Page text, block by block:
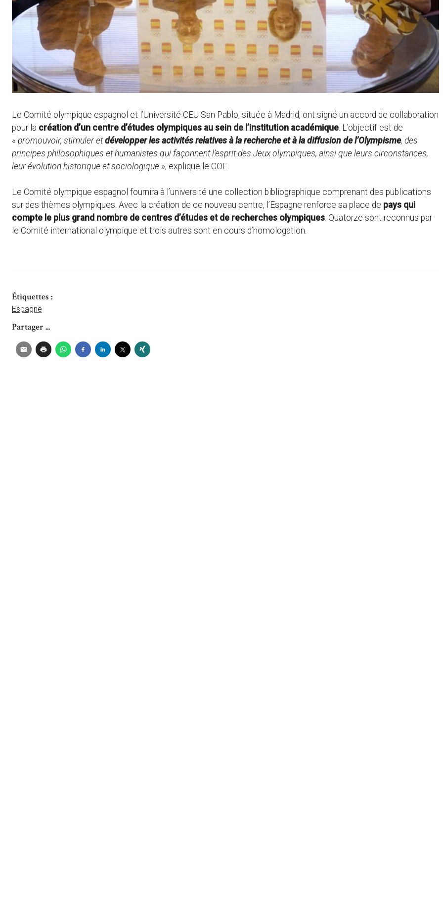
Le Comité olympique espagnol et l’Université CEU San Pablo, située à Madrid, ont signé un accord de collaboration
pour la création d’un centre d’études olympiques au sein de l’institution académique . L’objectif est de
« promouvoir, stimuler etdévelopper les activités relatives à la recherche et à la diffusion de l’Olympisme, des
principes philosophiques et humanistes qui façonnent l’esprit des Jeux olympiques, ainsi que leurs circonstances,
leur évolution historique et sociologique », explique le COE.
Le Comité olympique espagnol fournira à l’université une collection bibliographique comprenant des publications
sur des thèmes olympiques. Avec la création de ce nouveau centre, l’Espagne renforce sa place de pays qui
compte le plus grand nombre de centres d’études et de recherches olympiques. Quatorze sont reconnus par
le Comité international olympique et trois autres sont en cours d’homologation.
Étiquettes :
Espagne
Partager ...